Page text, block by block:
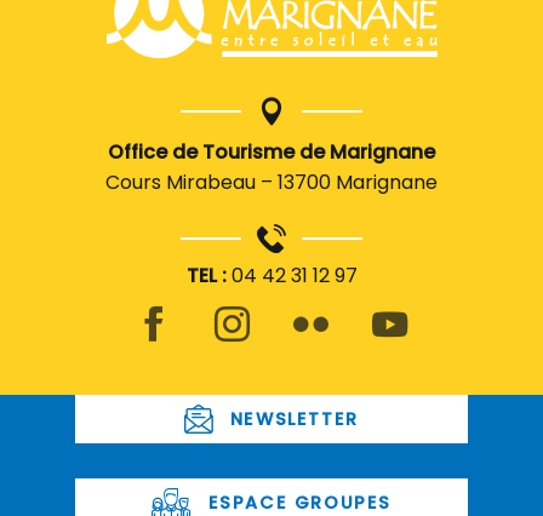
Office de Tourisme de Marignane
Cours Mirabeau – 13700 Marignane
TEL :04 42 31 12 97
NEWSLETTER
ESPACE GROUPES